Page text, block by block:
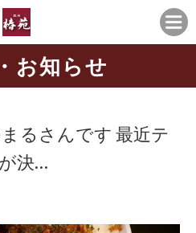
お知らせ
るさんです 最近テ
決…